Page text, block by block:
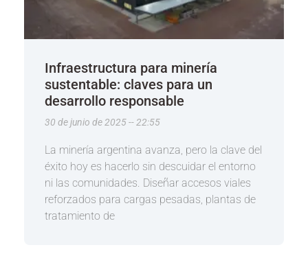
Infraestructura para minería
sustentable: claves para un
desarrollo responsable
30 de junio de 2025 22:55
La minería argentina avanza, pero la clave del
éxito hoy es hacerlo sin descuidar el entorno
ni las comunidades. Diseñar accesos viales
reforzados para cargas pesadas, plantas de
tratamiento de